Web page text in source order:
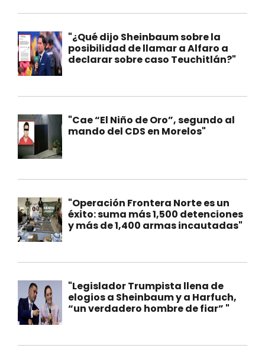
"¿Qué dijo Sheinbaum sobre la
posibilidad de llamar a Alfaro a
declarar sobre caso Teuchitlán?"
"Cae “El Niño de Oro”, segundo al
mando del CDS en Morelos"
"Operación Frontera Norte es un
éxito: suma más 1,500 detenciones
y más de 1,400 armas incautadas"
"Legislador Trumpista llena de
elogios a Sheinbaum y a Harfuch,
“un verdadero hombre de fiar” "